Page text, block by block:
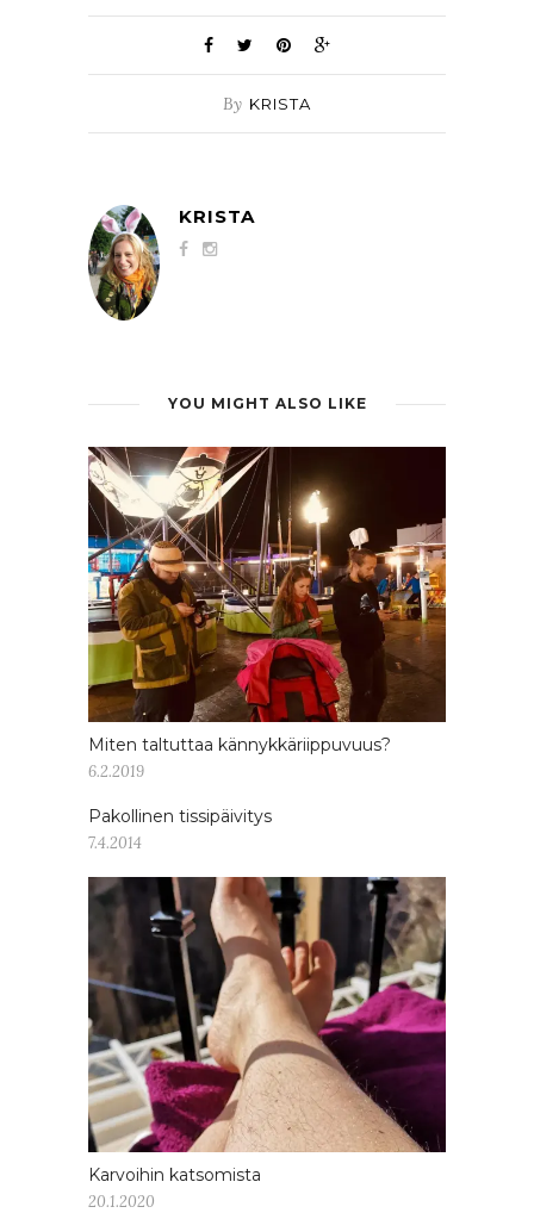
By KRISTA
KRISTA
YOU MIGHT ALSO LIKE
Miten taltuttaa kännykkäriippuvuus?
6.2.2019
Pakollinen tissipäivitys
7.4.2014
Karvoihin katsomista
20.1.2020